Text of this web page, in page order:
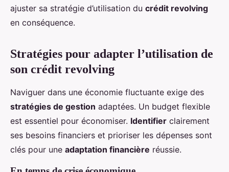
ajuster sa stratégie d’utilisation du crédit revolving
en conséquence.
Stratégies pour adapter l’utilisation de
son crédit revolving
Naviguer dans une économie fluctuante exige des
stratégies de gestion adaptées. Un budget flexible
est essentiel pour économiser. Identifier clairement
ses besoins financiers et prioriser les dépenses sont
clés pour une adaptation financière réussie.